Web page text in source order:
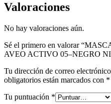
Valoraciones
No hay valoraciones aún.
Sé el primero en valorar
AVEO ACTIVO 05–NEGRO
Tu dirección de correo
obligatorios están marcados con *
Tu puntuación *